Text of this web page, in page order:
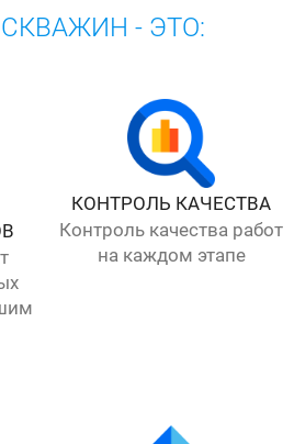
- ЭТО:
КОНТРОЛЬ КАЧЕСТВА
Контроль качества работ
на каждом этапе